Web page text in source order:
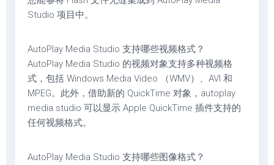
Studio 项目中。
AutoPlay Media Studio 支持哪些视频格式？
AutoPlay Media Studio 的视频对象支持多种视频格
式，包括 Windows Media Video （WMV）、AVI 和
MPEG。此外，借助新的 QuickTime 对象，autoplay
media studio 可以显示 Apple QuickTime 插件支持的
任何视频格式。
AutoPlay Media Studio 支持哪些图像格式？